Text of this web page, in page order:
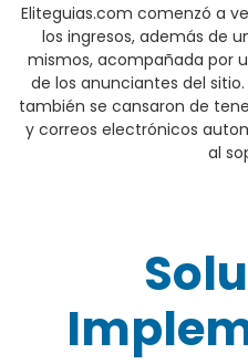
Eliteguias.com comenzó a
los ingresos, además de
mismos, acompañada por
de los anunciantes del
también se cansaron de
y correos electrónicos
al